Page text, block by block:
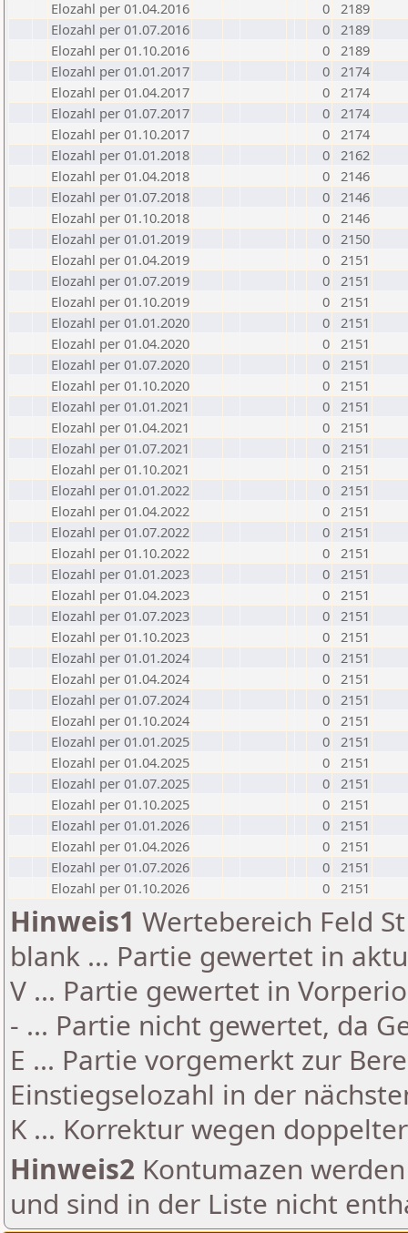
Elozahl per 01.04.2016
0 2189
Elozahl per 01.07.2016
0 2189
Elozahl per 01.10.2016
0 2189
Elozahl per 01.01.2017
0 2174
Elozahl per 01.04.2017
0 2174
Elozahl per 01.07.2017
0 2174
Elozahl per 01.10.2017
0 2174
Elozahl per 01.01.2018
0 2162
Elozahl per 01.04.2018
0 2146
Elozahl per 01.07.2018
0 2146
Elozahl per 01.10.2018
0 2146
Elozahl per 01.01.2019
0 2150
Elozahl per 01.04.2019
0 2151
Elozahl per 01.07.2019
0 2151
Elozahl per 01.10.2019
0 2151
Elozahl per 01.01.2020
0 2151
Elozahl per 01.04.2020
0 2151
Elozahl per 01.07.2020
0 2151
Elozahl per 01.10.2020
0 2151
Elozahl per 01.01.2021
0 2151
Elozahl per 01.04.2021
0 2151
Elozahl per 01.07.2021
0 2151
Elozahl per 01.10.2021
0 2151
Elozahl per 01.01.2022
0 2151
Elozahl per 01.04.2022
0 2151
Elozahl per 01.07.2022
0 2151
Elozahl per 01.10.2022
0 2151
Elozahl per 01.01.2023
0 2151
Elozahl per 01.04.2023
0 2151
Elozahl per 01.07.2023
0 2151
Elozahl per 01.10.2023
0 2151
Elozahl per 01.01.2024
0 2151
Elozahl per 01.04.2024
0 2151
Elozahl per 01.07.2024
0 2151
Elozahl per 01.10.2024
0 2151
Elozahl per 01.01.2025
0 2151
Elozahl per 01.04.2025
0 2151
Elozahl per 01.07.2025
0 2151
Elozahl per 01.10.2025
0 2151
Elozahl per 01.01.2026
0 2151
Elozahl per 01.04.2026
0 2151
Elozahl per 01.07.2026
0 2151
Elozahl per 01.10.2026
0 2151
Hinweis1 Wertebereich Feld
blank ... Partie gewertet in
V ... Partie gewertet in
- ... Partie nicht gewertet, da
E ... Partie vorgemerkt zur
Einstiegselozahl in der
K ... Korrektur wegen
Hinweis2 Kontumazen
und sind in der Liste nicht